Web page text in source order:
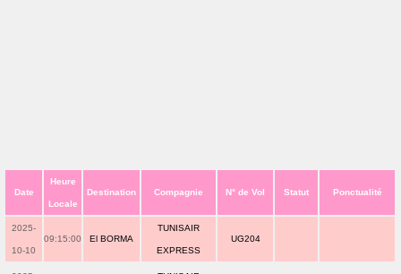
Date
Heure
Locale
Destination Compagnie N° de Vol Statut Ponctualité
2025-
10-10
09:15:00 El BORMA
TUNISAIR
EXPRESS
UG204